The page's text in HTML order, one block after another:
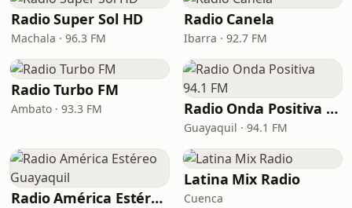
Radio Super Sol HD
Machala · 96.3 FM
Radio Canela
Ibarra · 92.7 FM
Radio Turbo FM
Ambato · 93.3 FM Radio Onda Positiva 94.1 FM
Guayaquil · 94.1 FM
Radio América Estéreo Guayaquil
Latina Mix Radio
Cuenca